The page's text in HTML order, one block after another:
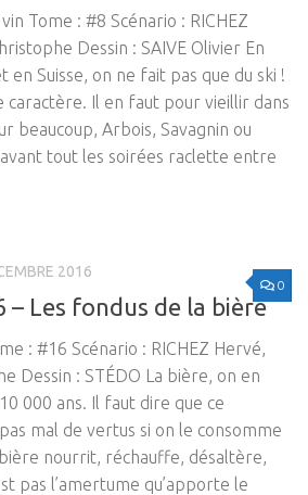
Tome : #8 Scénario : RICHEZ
Dessin : SAIVE Olivier En
en Suisse, on ne fait pas que du ski !
caractère. Il en faut pour vieillir dans
beaucoup, Arbois, Savagnin ou
tout les soirées raclette entre
0
2016
– Les fondus de la bière
: #16 Scénario : RICHEZ Hervé,
Dessin : STÉDO La bière, on en
000 ans. Il faut dire que ce
mal de vertus si on le consomme
nourrit, réchauffe, désaltère,
pas l’amertume qu’apporte le